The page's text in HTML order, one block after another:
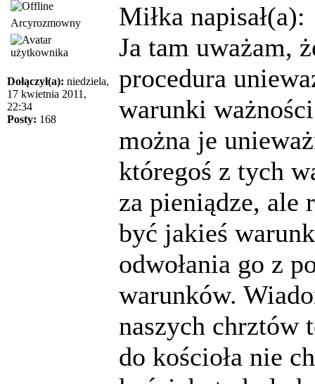
Arcyrozmowny
Dołączył(a): niedziela,
17 kwietnia 2011,
22:34
Posty: 168
Miłka napisał(a):
Ja tam uważam,
procedura
warunki
można je
któregoś z tych
za pieniądze, ale
być jakieś
odwołania go z
warunków.
naszych chrztów
do kościoła nie